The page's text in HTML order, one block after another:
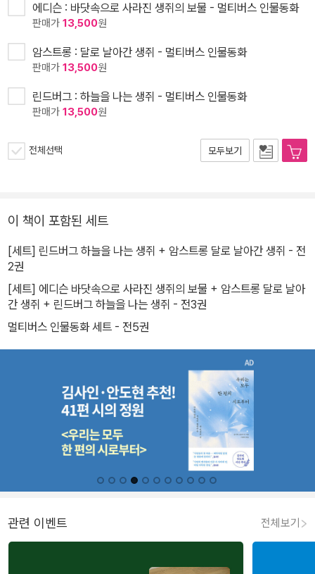
에디슨 : 바닷속으로 사라진 생쥐의 보물 - 멀티버스 인물동화
판매가 13,500원
암스트롱 : 달로 날아간 생쥐 - 멀티버스 인물동화
판매가 13,500원
린드버그 : 하늘을 나는 생쥐 - 멀티버스 인물동화
판매가 13,500원
전체선택 모두보기
이 책이 포함된 세트
[세트] 린드버그 하늘을 나는 생쥐 + 암스트롱 달로 날아간 생쥐 - 전
2권
[세트] 에디슨 바닷속으로 사라진 생쥐의 보물 + 암스트롱 달로 날아
간 생쥐 + 린드버그 하늘을 나는 생쥐 - 전3권
멀티버스 인물동화 세트 - 전5권
관련 이벤트 전체보기